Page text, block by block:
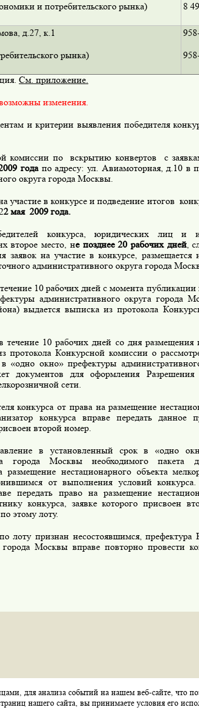
и потребительского рынка)
8
д.27, к.1
рынка)
См. приложение.
изменения.
и критерии выявления победителя
комиссии по вскрытию конвертов с
годапо адресу: ул. Авиамоторная, д.10 в
округа города Москвы.
участие в конкурсе и подведение итогов
2 мая 2009 года.
конкурса, юридических лиц и
второе место, не позднее 20 рабочих дней,
заявок на участие в конкурсе,
административного округа города
10 рабочих дней с момента публикации
административного округа города
выдается выписка из протокола
10 рабочих дней со дня размещения
протокола Конкурсной комиссии о
«одно окно» префектуры
документов для оформления Разрешения
сети.
конкурса от права на размещение
конкурса вправе передать данное
второй номер.
в установленный срок в «одно
города Москвы необходимого пакета
нестационарного объекта
от выполнения условий
передать право на размещение
конкурса, заявке которого присвоен
этому лоту.
лоту признан несостоявшимся, префектура
города Москвы вправе повторно провести
Контакты Обратная связь
для анализа событий на нашем веб-сайте, что
нашего сайта, вы принимаете условия его